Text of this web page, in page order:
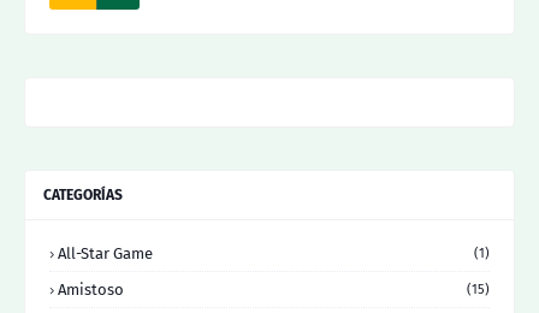
CATEGORÍAS
All-Star Game (1)
Amistoso (15)